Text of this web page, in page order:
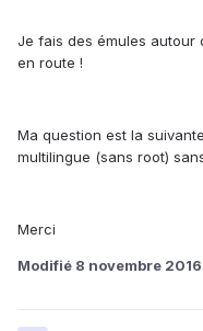
Je fais des émules autour
en route !
Ma question est la
multilingue (sans root)
Merci
Modifié 8 novembre 2016